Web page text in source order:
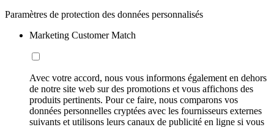
Paramètres de protection des données personnalisés
Marketing Customer Match
Avec votre accord, nous vous informons également en dehors
de notre site web sur des promotions et vous affichons des
produits pertinents. Pour ce faire, nous comparons vos
données personnelles cryptées avec les fournisseurs externes
suivants et utilisons leurs canaux de publicité en ligne si vous